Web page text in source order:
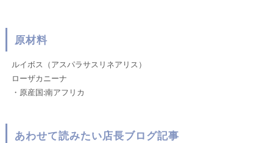
原材料
ルイボス（アスパラサスリネアリス）
ローザカニーナ
・原産国:南アフリカ
あわせて読みたい店長ブログ記事